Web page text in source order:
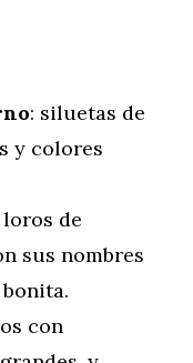
: siluetas de
y colores
loros de
sus nombres
con